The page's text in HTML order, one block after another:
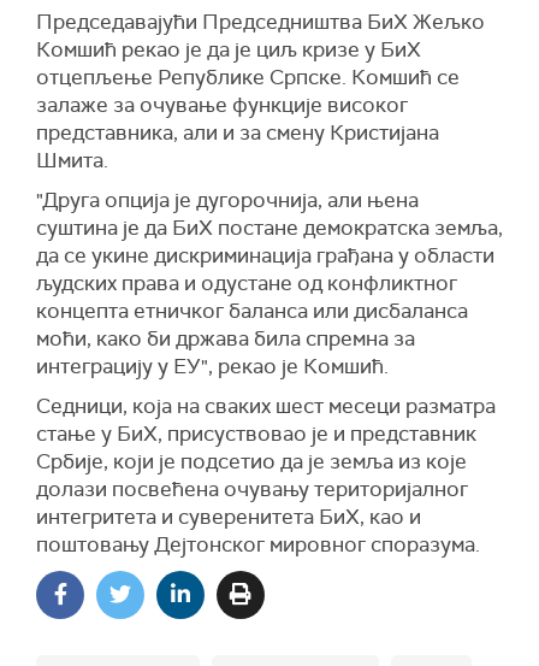
Председавајући Председништва БиХ Жељко
Комшић рекао је да је циљ кризе у БиХ
отцепљење Републике Српске. Комшић се
залаже за очување функције високог
представника, али и за смену Кристијана
Шмита.
"Друга опција је дугорочнија, али њена
суштина је да БиХ постане демократска земља,
да се укине дискриминација грађана у области
људских права и одустане од конфликтног
концепта етничког баланса или дисбаланса
моћи, како би држава била спремна за
интеграцију у ЕУ", рекао је Комшић.
Седници, која на сваких шест месеци разматра
стање у БиХ, присуствовао је и представник
Србије, који је подсетио да је земља из које
долази посвећена очувању територијалног
интегритета и суверенитета БиХ, као и
поштовању Дејтонског мировног споразума.